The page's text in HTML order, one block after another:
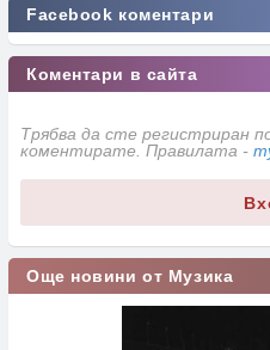
Facebook коментари
Коментари в сайта
Трябва да сте регистриран
коментирате. Правилата -
Още новини от Музика